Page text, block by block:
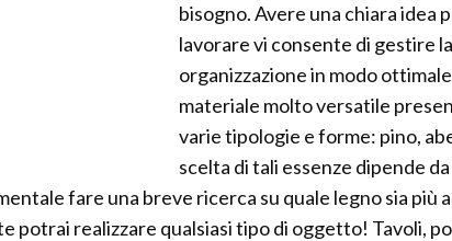
bisogno. Avere una chiara idea
lavorare vi consente di gestire
organizzazione in modo
materiale molto versatile
varie tipologie e forme: pino,
scelta di tali essenze dipende
fare una breve ricerca su quale legno sia più
potrai realizzare qualsiasi tipo di oggetto! Tavoli,